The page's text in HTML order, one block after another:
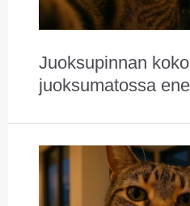
Juoksupinnan
juoksumatossa